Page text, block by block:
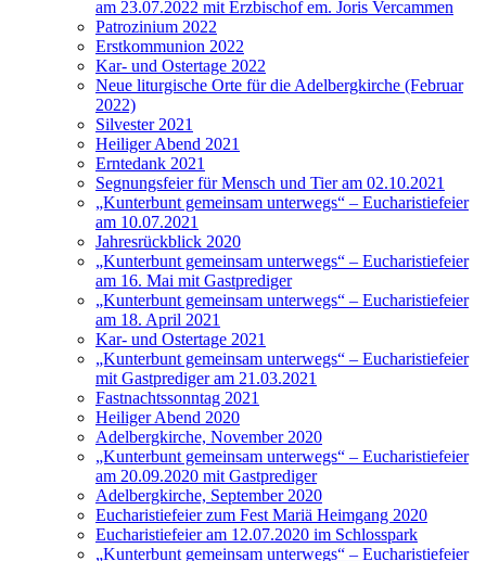
am 23.07.2022 mit Erzbischof em. Joris Vercammen
Patrozinium 2022
Erstkommunion 2022
Kar- und Ostertage 2022
Neue liturgische Orte für die Adelbergkirche (Februar
2022)
Silvester 2021
Heiliger Abend 2021
Erntedank 2021
Segnungsfeier für Mensch und Tier am 02.10.2021
„Kunterbunt gemeinsam unterwegs“ – Eucharistiefeier
am 10.07.2021
Jahresrückblick 2020
„Kunterbunt gemeinsam unterwegs“ – Eucharistiefeier
am 16. Mai mit Gastprediger
„Kunterbunt gemeinsam unterwegs“ – Eucharistiefeier
am 18. April 2021
Kar- und Ostertage 2021
„Kunterbunt gemeinsam unterwegs“ – Eucharistiefeier
mit Gastprediger am 21.03.2021
Fastnachtssonntag 2021
Heiliger Abend 2020
Adelbergkirche, November 2020
„Kunterbunt gemeinsam unterwegs“ – Eucharistiefeier
am 20.09.2020 mit Gastprediger
Adelbergkirche, September 2020
Eucharistiefeier zum Fest Mariä Heimgang 2020
Eucharistiefeier am 12.07.2020 im Schlosspark
„Kunterbunt gemeinsam unterwegs“ – Eucharistiefeier